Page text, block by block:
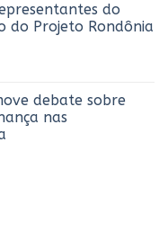
do
do Projeto Rondônia
debate sobre
nas